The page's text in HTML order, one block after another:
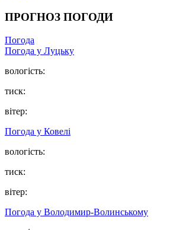
ПРОГНОЗ ПОГОДИ
Погода
Погода у Луцьку
вологість:
тиск:
вітер:
Погода у Ковелі
вологість:
тиск:
вітер:
Погода у Володимир-Волинському